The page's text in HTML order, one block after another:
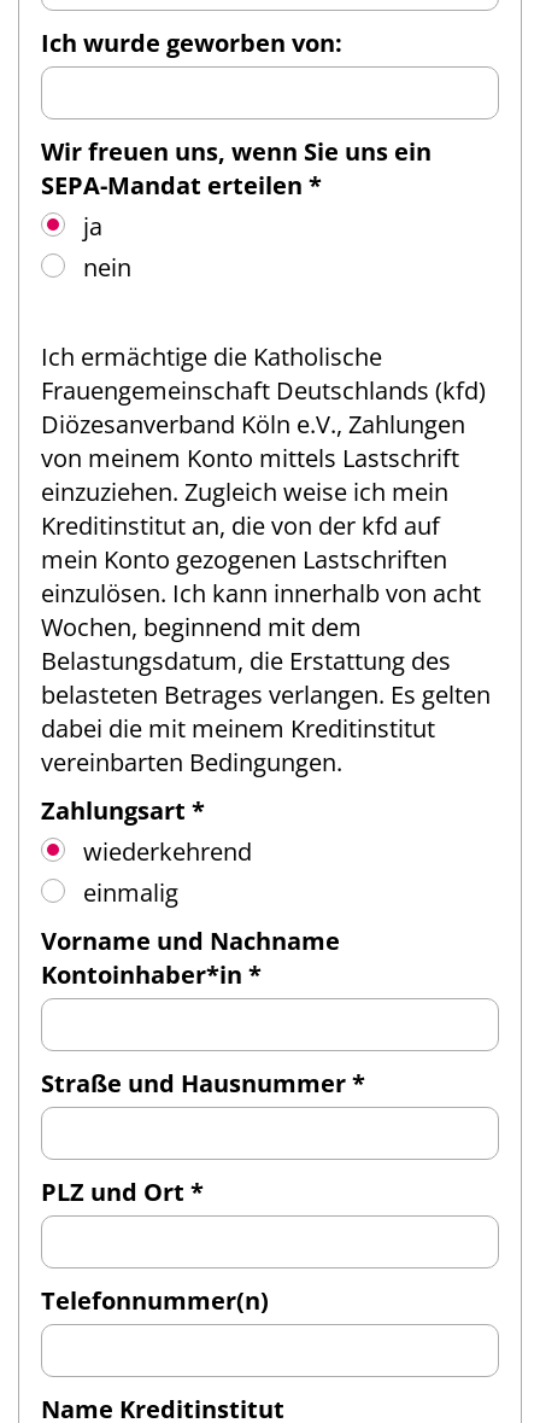
Ich wurde geworben von:
Wir freuen uns, wenn Sie uns ein
SEPA-Mandat erteilen *
ja
nein
Ich ermächtige die Katholische
Frauengemeinschaft Deutschlands (kfd)
Diözesanverband Köln e.V., Zahlungen
von meinem Konto mittels Lastschrift
einzuziehen. Zugleich weise ich mein
Kreditinstitut an, die von der kfd auf
mein Konto gezogenen Lastschriften
einzulösen. Ich kann innerhalb von acht
Wochen, beginnend mit dem
Belastungsdatum, die Erstattung des
belasteten Betrages verlangen. Es gelten
dabei die mit meinem Kreditinstitut
vereinbarten Bedingungen.
Zahlungsart *
wiederkehrend
einmalig
Vorname und Nachname
Kontoinhaber*in *
Straße und Hausnummer *
PLZ und Ort *
Telefonnummer(n)
Name Kreditinstitut